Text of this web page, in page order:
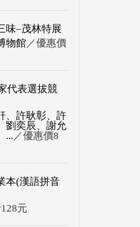
味–茂林特展
物館／優惠價
代表選拔競
、許耿彰、許
劉奕辰、謝允
... ／優惠價8
本(漢語拼音
元